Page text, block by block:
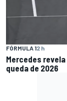
FÓRMULA 12 h
Mercedes
queda de 2026